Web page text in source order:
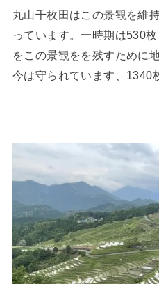
丸山千枚田はこの景観を維
っています。一時期は530
をこの景観をを残すために
今は守られています、1340